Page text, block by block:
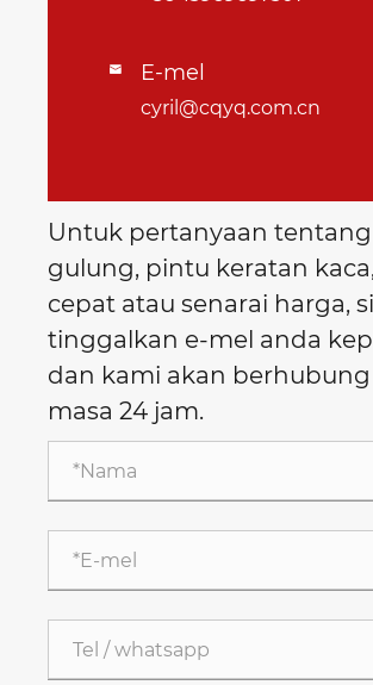
 E-mel
cyril@cqyq.com.cn
Untuk pertanyaan
gulung, pintu keratan
cepat atau senarai harga,
tinggalkan e-mel anda
dan kami akan
masa 24 jam.